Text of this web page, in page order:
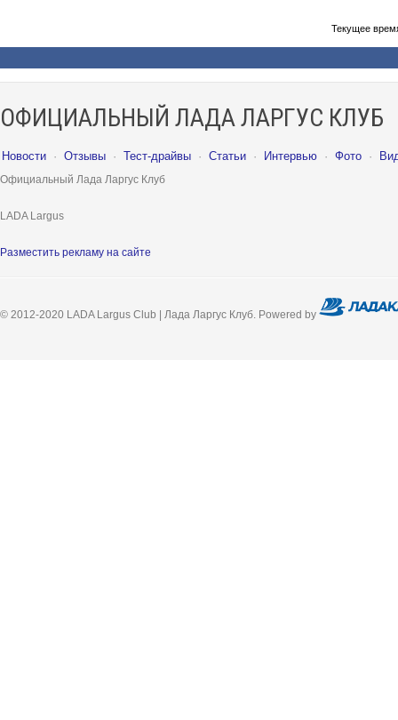
Текущее
ОФИЦИАЛЬНЫЙ ЛАДА ЛАРГУС КЛУБ
Новости · Отзывы · Тест-драйвы · Статьи · Интервью · Фото ·
Официальный Лада Ларгус Клуб
LADA Largus
Разместить рекламу на сайте
© 2012-2020 LADA Largus Club | Лада Ларгус Клуб. Powered by